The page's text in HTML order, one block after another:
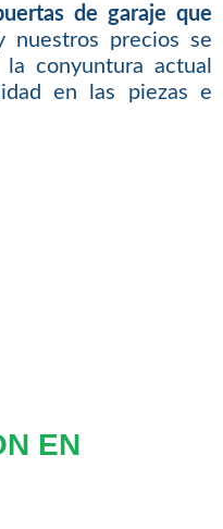
de garaje que
nuestros precios se
conyuntura actual
en las piezas e
EN